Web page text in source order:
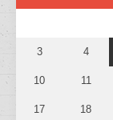
3 4
10 11
17 18